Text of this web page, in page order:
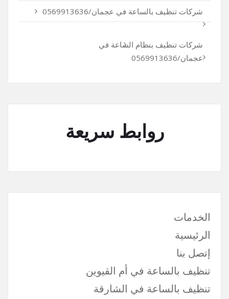
شركات تنظيف بالساعة في عجمان/0569913636
شركات تنظيف بنظام الساعة في
عجمان/0569913636
روابط سريعة
الخدمات
الرئيسية
إتصل بنا
تنظيف بالساعة في أم القيوين
تنظيف بالساعة في الشارقة